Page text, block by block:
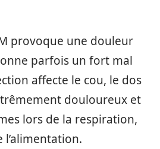
provoque une douleur
parfois un fort mal
affecte le cou, le dos
douloureux et
lors de la respiration,